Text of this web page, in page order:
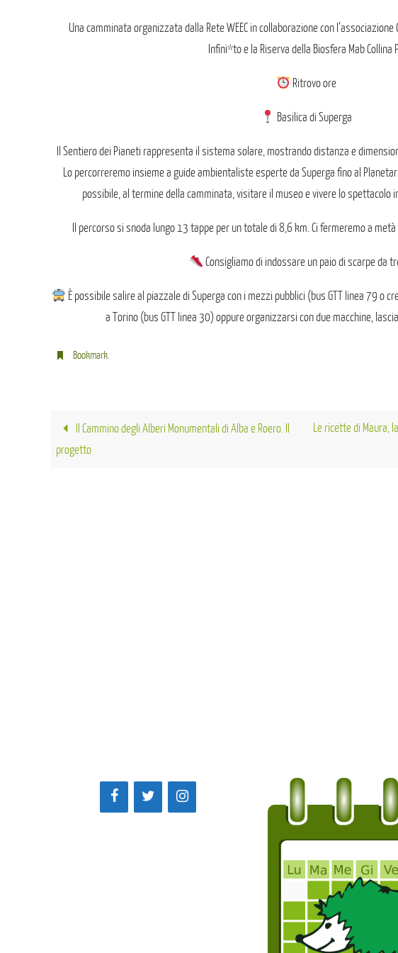
Una camminata organizzata dalla Rete WEEC in collaborazione con
Infini*to e la Riserva della Biosfera Mab Collina
Ritrovo ore
Basilica di Superga
Il Sentiero dei Pianeti rappresenta il sistema solare, mostrando distanza e
Lo percorreremo insieme a guide ambientaliste esperte da Superga fino al
possibile, al termine della camminata, visitare il museo e vivere lo spettacolo
Il percorso si snoda lungo 13 tappe per un totale di 8,6 km. Ci fermeremo a
Consigliamo di indossare un paio di scarpe da
È possibile salire al piazzale di Superga con i mezzi pubblici (bus GTT linea 79 o
a Torino (bus GTT linea 30) oppure organizzarsi con due macchine,
Bookmark.
Il Cammino degli Alberi Monumentali di Alba e Roero. Il
progetto
Le ricette di Maura,